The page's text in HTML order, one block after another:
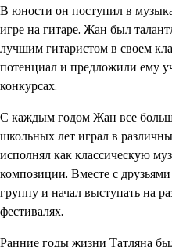
В юности он поступил в
игре на гитаре. Жан был
лучшим гитаристом в своем
потенциал и предложили ему
конкурсах.
С каждым годом Жан все
школьных лет играл в
исполнял как классическую
композиции. Вместе с
группу и начал выступать на
фестивалях.
Ранние годы жизни Татляна